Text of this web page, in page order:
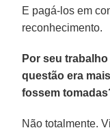
E pagá-los em
reconhecimento.
Por seu
questão era
fossem
Não totalmente.